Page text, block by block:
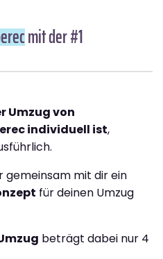
mit der #1
Umzug von
individuell ist,
gemeinsam mit dir ein
für deinen Umzug
beträgt dabei nur 4